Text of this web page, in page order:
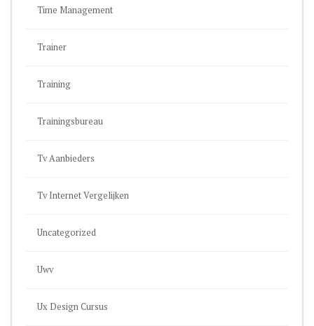
Time Management
Trainer
Training
Trainingsbureau
Tv Aanbieders
Tv Internet Vergelijken
Uncategorized
Uwv
Ux Design Cursus